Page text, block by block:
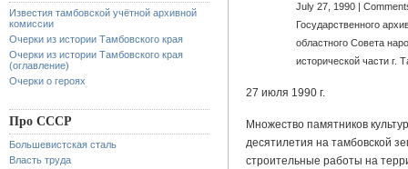
Известия тамбовской учётной архивной
комиссии
Очерки из истории Тамбовского края
Очерки из истории Тамбовского края
(оглавление)
Очерки о героях
Про СССР
Большевистская сталь
Власть труда
July 27, 1990 |
Государственного
областного Совета
исторической части г.
27 июля 1990 г.
Множество памятников
десятилетия на тамбовской
строительные работы на